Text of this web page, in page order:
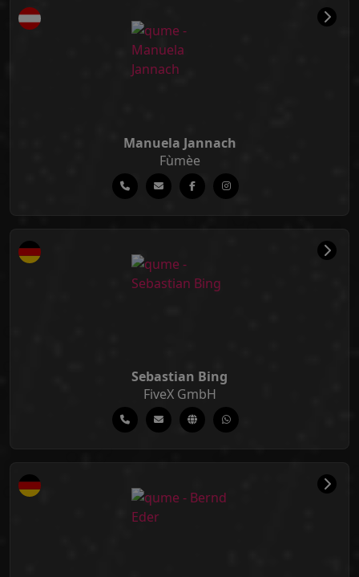
Manuela Jannach
Fùmèe
Sebastian Bing
FiveX GmbH